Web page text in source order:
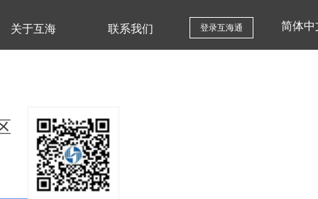
关于互海 联系我们 登录互海通 简体中